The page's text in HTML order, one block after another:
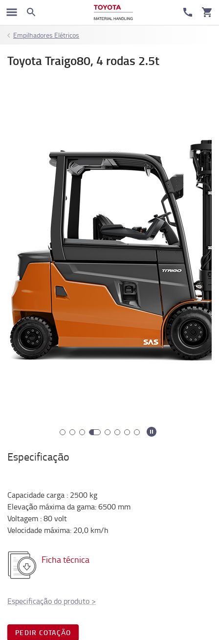
Empilhadores Elétricos
Toyota Traigo80, 4 rodas 2.5t
Especificação
Capacidade carga : 2500 kg
Elevação máxima da gama:6500 mm
Voltagem :80volt
Velocidade máxima: 20,0 km/h
Ficha técnica
Especificação do produto >
PEDIR COTAÇÃO